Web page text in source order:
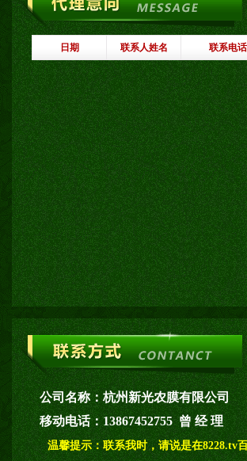
公司名称：杭州新光农膜有限公司
移动电话：13867452755 曾 经 理
温馨提示： 联系我时，请说是在8228.tv